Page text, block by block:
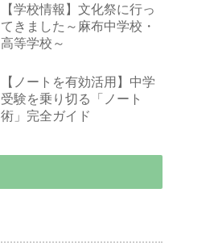
【学校情報】文化祭に行っ
てきました～麻布中学校・
高等学校～
【ノートを有効活用】中学
受験を乗り切る「ノート
術」完全ガイド